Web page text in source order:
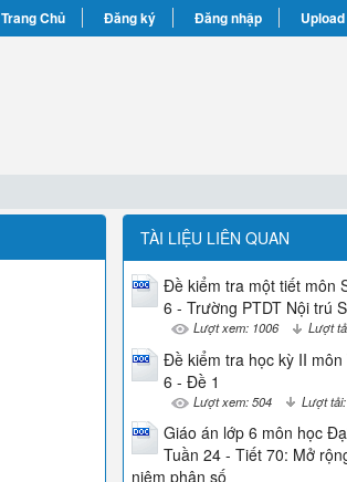
Trang Chủ Đăng ký Đăng nhập Upload
TÀI LIỆU LIÊN QUAN
Đề kiểm tra một tiết môn
6 - Trường PTDT Nội trú
Lượt xem: 1006 Lượt
Đề kiểm tra học kỳ II môn
6 - Đề 1
Lượt xem: 504 Lượt
Giáo án lớp 6 môn học
Tuần 24 - Tiết 70: Mở
niệm phân số